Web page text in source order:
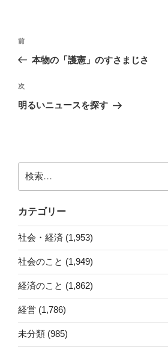
投
ビ
ゲ
ン
前
の
稿
前
本物の「護憲」のすさまじさ
次
の
次
明るいニュースを探す
索:
カテゴリー
社会・経済 (1,953)
社会のこと (1,949)
経済のこと (1,862)
経営 (1,786)
未分類 (985)